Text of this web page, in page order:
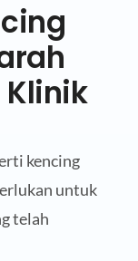
kencing
untuk
telah